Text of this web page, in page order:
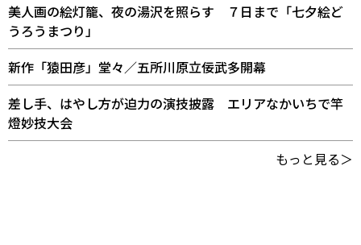
美人画の絵灯籠、夜の湯沢を照らす ７日まで「七夕絵ど
うろうまつり」
新作「猿田彦」堂々／五所川原立佞武多開幕
差し手、はやし方が迫力の演技披露 エリアなかいちで竿
燈妙技大会
もっと見る＞